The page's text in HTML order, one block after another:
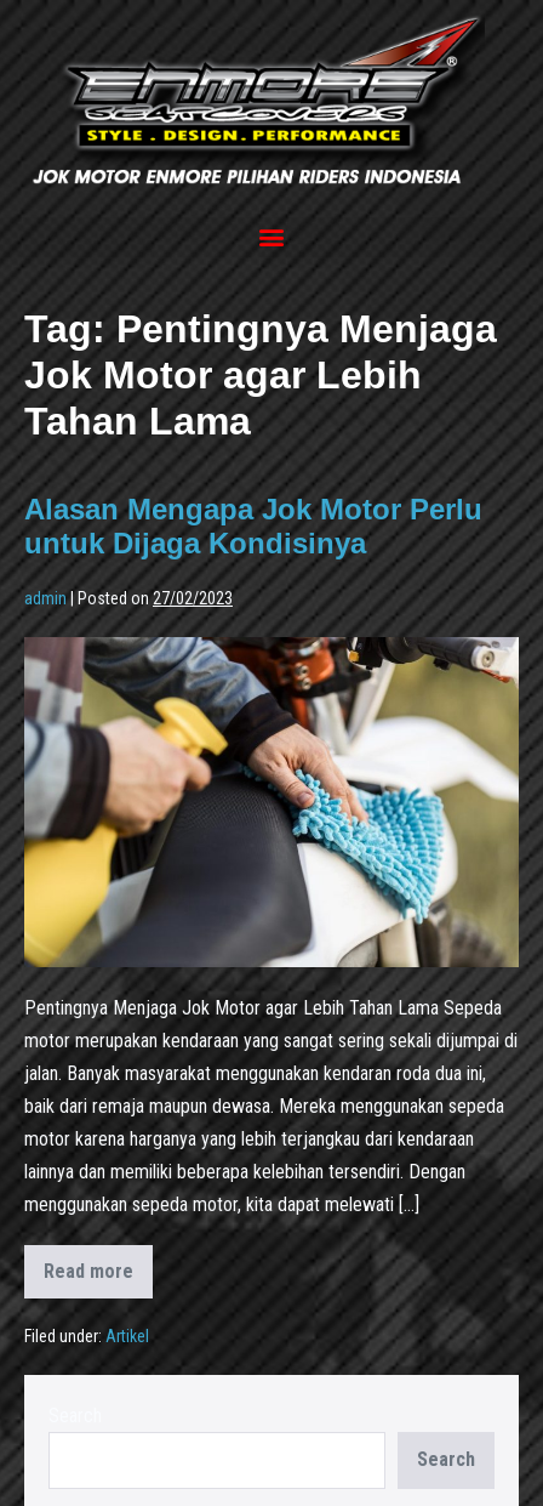
Tag: Pentingnya Menjaga
Jok Motor agar Lebih
Tahan Lama
Alasan Mengapa Jok Motor Perlu
untuk Dijaga Kondisinya
admin|Posted on 27/02/2023
Pentingnya Menjaga Jok Motor agar Lebih Tahan Lama Sepeda
motor merupakan kendaraan yang sangat sering sekali dijumpai di
jalan. Banyak masyarakat menggunakan kendaran roda dua ini,
baik dari remaja maupun dewasa. Mereka menggunakan sepeda
motor karena harganya yang lebih terjangkau dari kendaraan
lainnya dan memiliki beberapa kelebihan tersendiri. Dengan
menggunakan sepeda motor, kita dapat melewati […]
Read more
Filed under: Artikel
Search